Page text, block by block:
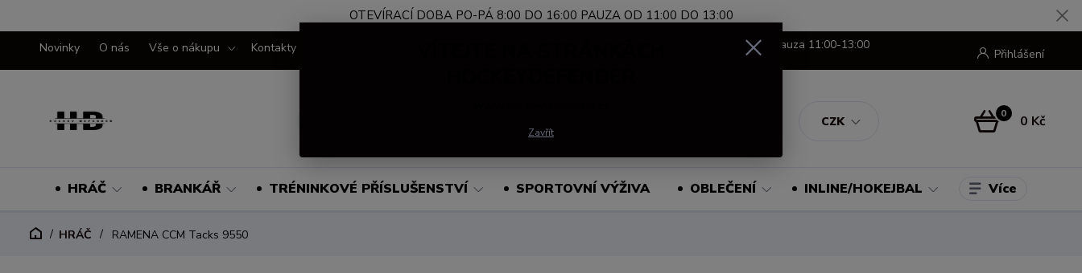
OTEVÍRACÍ DOBA PO-PÁ 8:00 DO 16:00 PAUZA OD 11:00 DO 13:00
Novinky O nás Vše o nákupu Kontakty
CZK
Přihlášení
Po-Pá, 8:00-16:00 pauza 11:00-13:00
0 0 Kč
HRÁČ BRANKÁŘ TRÉNINKOVÉ PŘÍSLUŠENSTVÍ SPORTOVNÍ VÝŽIVA OBLEČENÍ INLINE/HOKEJBAL Více
HRÁČ RAMENA CCM Tacks 9550
Zavřít